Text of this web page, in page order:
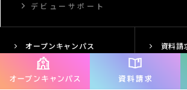
デビューサポート
オープンキャンパス 資料請
交通アクセス